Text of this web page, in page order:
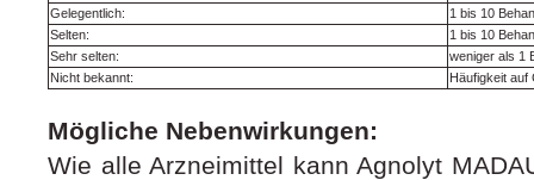
Gelegentlich:
1 bis 10
Selten:
1 bis 10
Sehr selten:
weniger als 1
Nicht bekannt:
Häufigkeit auf
Mögliche Nebenwirkungen:
Wie alle Arzneimittel kann Agnolyt